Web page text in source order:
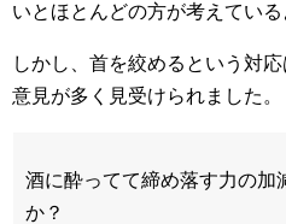
いとほとんどの方が考えている
しかし、首を絞めるという対
意見が多く見受けられました。
酒に酔ってて締め落す力の加
か？